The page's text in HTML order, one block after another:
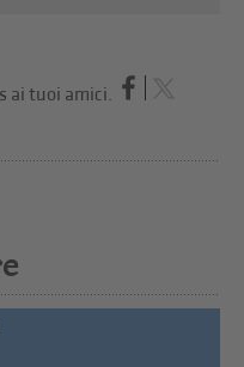
ai tuoi amici.